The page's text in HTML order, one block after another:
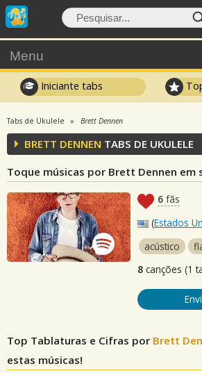
Menu
Iniciante tabs
Tabs de Ukulele Brett Dennen
BRETT DENNEN TABS DE UKULELE
Toque músicas por Brett Dennen em
6 fãs
(Estados
acústico
8 canções (1
Top Tablaturas e Cifras por Brett
estas músicas!